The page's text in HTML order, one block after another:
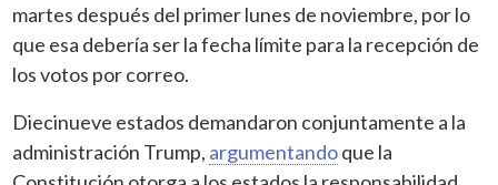
martes después del primer lunes de noviembre, por lo
que esa debería ser la fecha límite para la recepción de
los votos por correo.
Diecinueve estados demandaron conjuntamente a la
administración Trump, argumentandoque la